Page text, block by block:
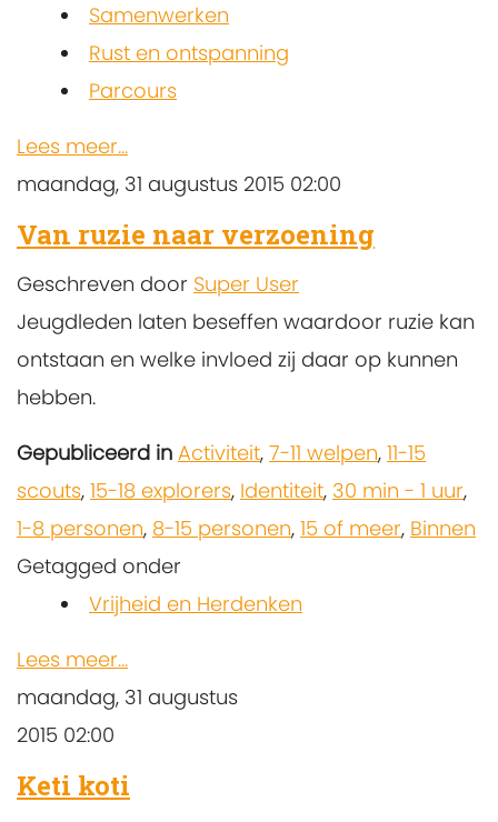
Samenwerken
Rust en ontspanning
Parcours
Lees meer...
maandag, 31 augustus 2015 02:00
Van ruzie naar verzoening
Geschreven door Super User
Jeugdleden laten beseffen waardoor ruzie kan
ontstaan en welke invloed zij daar op kunnen
hebben.
Gepubliceerd in Activiteit, 7-11 welpen, 11-15
scouts, 15-18 explorers, Identiteit, 30 min - 1 uur,
1-8 personen, 8-15 personen, 15 of meer, Binnen
Getagged onder
Vrijheid en Herdenken
Lees meer...
maandag, 31 augustus
2015 02:00
Keti koti